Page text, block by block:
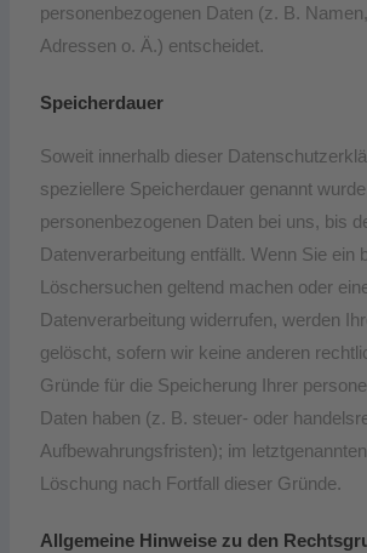
personenbezogenen Daten (z. B.
Adressen o. Ä.) entscheidet.
Speicherdauer
Soweit innerhalb dieser
speziellere Speicherdauer genannt
personenbezogenen Daten bei uns, bis
Datenverarbeitung entfällt. Wenn Sie ein
Löschersuchen geltend machen oder
Datenverarbeitung widerrufen, werden
gelöscht, sofern wir keine anderen
Gründe für die Speicherung Ihrer
Daten haben (z. B. steuer- oder
Aufbewahrungsfristen); im
Löschung nach Fortfall dieser Gründe.
Allgemeine Hinweise zu den